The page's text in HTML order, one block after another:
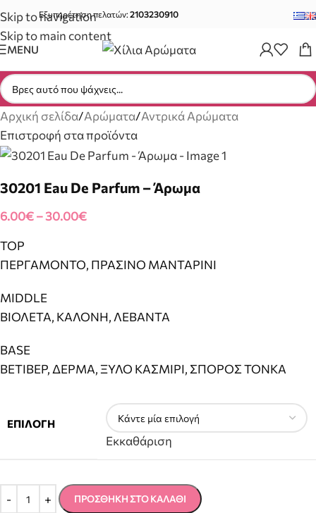
Skip to navigation
Skip to main content
Εξυπηρέτηση πελατών:2103230910
MENU
Αρχική σελίδα/Αρώματα/Αντρικά Αρώματα
Επιστροφή στα προϊόντα
30201 Eau De Parfum – Άρωμα
6.00€–30.00€
TOP
ΠΕΡΓΑΜΟΝΤΟ, ΠΡΑΣΙΝΟ ΜΑΝΤΑΡΙΝΙ
MIDDLE
ΒΙΟΛΕΤΑ, ΚΑΛΟΝΗ, ΛΕΒΑΝΤΑ
BASE
ΒΕΤΙΒΕΡ, ΔΕΡΜΑ, ΞΥΛΟ ΚΑΣΜΙΡΙ, ΣΠΟΡΟΣ ΤΟΝΚΑ
ΕΠΙΛΟΓΉ
Εκκαθάριση
ΠΡΟΣΘΉΚΗ ΣΤΟ ΚΑΛΆΘΙ